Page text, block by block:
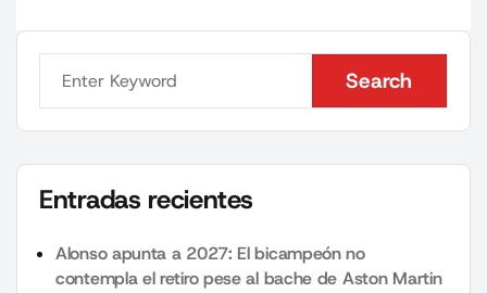
Search
Search
Entradas recientes
Alonso apunta a 2027: El bicampeón no
contempla el retiro pese al bache de Aston Martin